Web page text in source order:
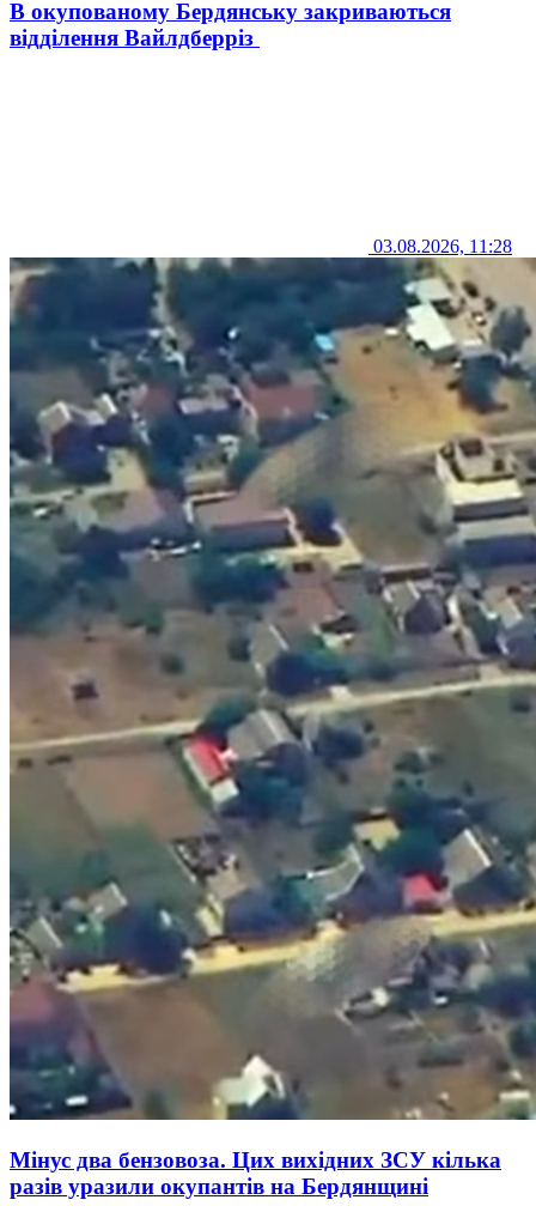
В окупованому Бердянську закриваються
відділення Вайлдберріз
03.08.2026, 11:28
Мінус два бензовоза. Цих вихідних ЗСУ кілька
разів уразили окупантів на Бердянщині